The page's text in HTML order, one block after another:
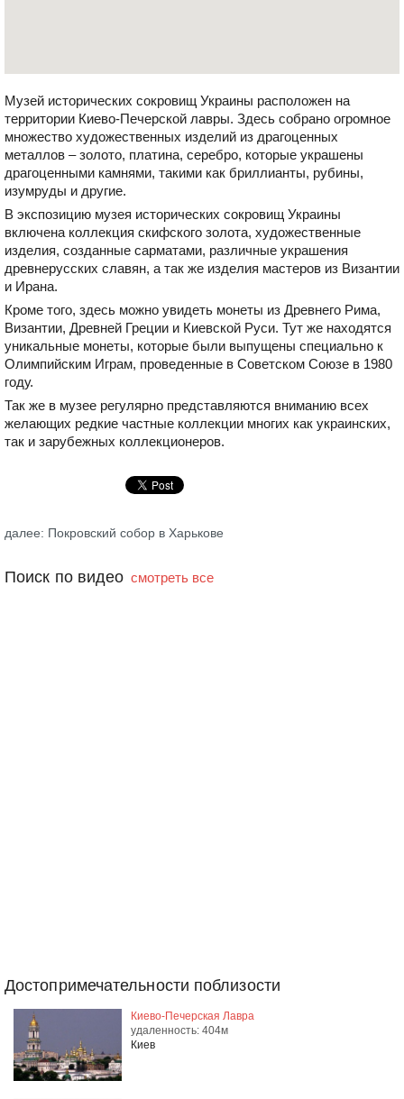
Музей исторических сокровищ Украины расположен на
территории Киево-Печерской лавры. Здесь собрано огромное
множество художественных изделий из драгоценных
металлов – золото, платина, серебро, которые украшены
драгоценными камнями, такими как бриллианты, рубины,
изумруды и другие.
В экспозицию музея исторических сокровищ Украины
включена коллекция скифского золота, художественные
изделия, созданные сарматами, различные украшения
древнерусских славян, а так же изделия мастеров из Византии
и Ирана.
Кроме того, здесь можно увидеть монеты из Древнего Рима,
Византии, Древней Греции и Киевской Руси. Тут же находятся
уникальные монеты, которые были выпущены специально к
Олимпийским Играм, проведенные в Советском Союзе в 1980
году.
Так же в музее регулярно представляются вниманию всех
желающих редкие частные коллекции многих как украинских,
так и зарубежных коллекционеров.
далее: Покровский собор в Харькове
Поиск по видео смотреть все
Достопримечательности поблизости
Киево-Печерская Лавра
удаленность: 404м
Киев